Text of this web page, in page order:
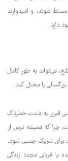
شوند، و امیدوارند
دارد.
می‌تواند به طور کامل
را مختل کند.
امری به شدت خطرناک
چرا که همیشه ترس از
برای شریک جنسی شود،
یا قربانی مجدد زندگی